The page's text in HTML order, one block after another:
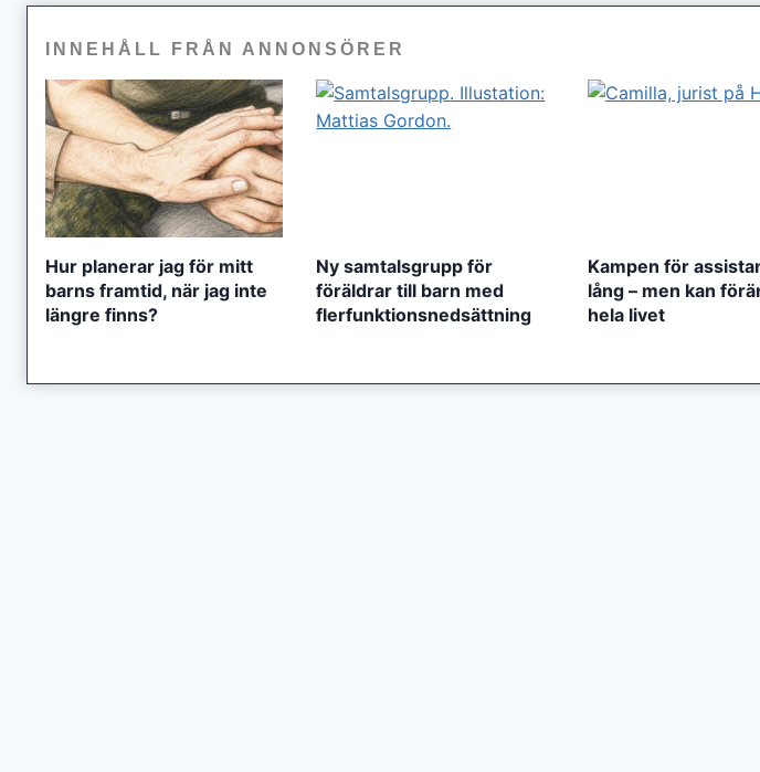
INNEHÅLL FRÅN ANNONSÖRER
Hur planerar jag för mitt
barns framtid, när jag inte
längre finns?
Ny samtalsgrupp för
föräldrar till barn med
flerfunktionsnedsättning
Kampen för
lång – men kan
hela livet